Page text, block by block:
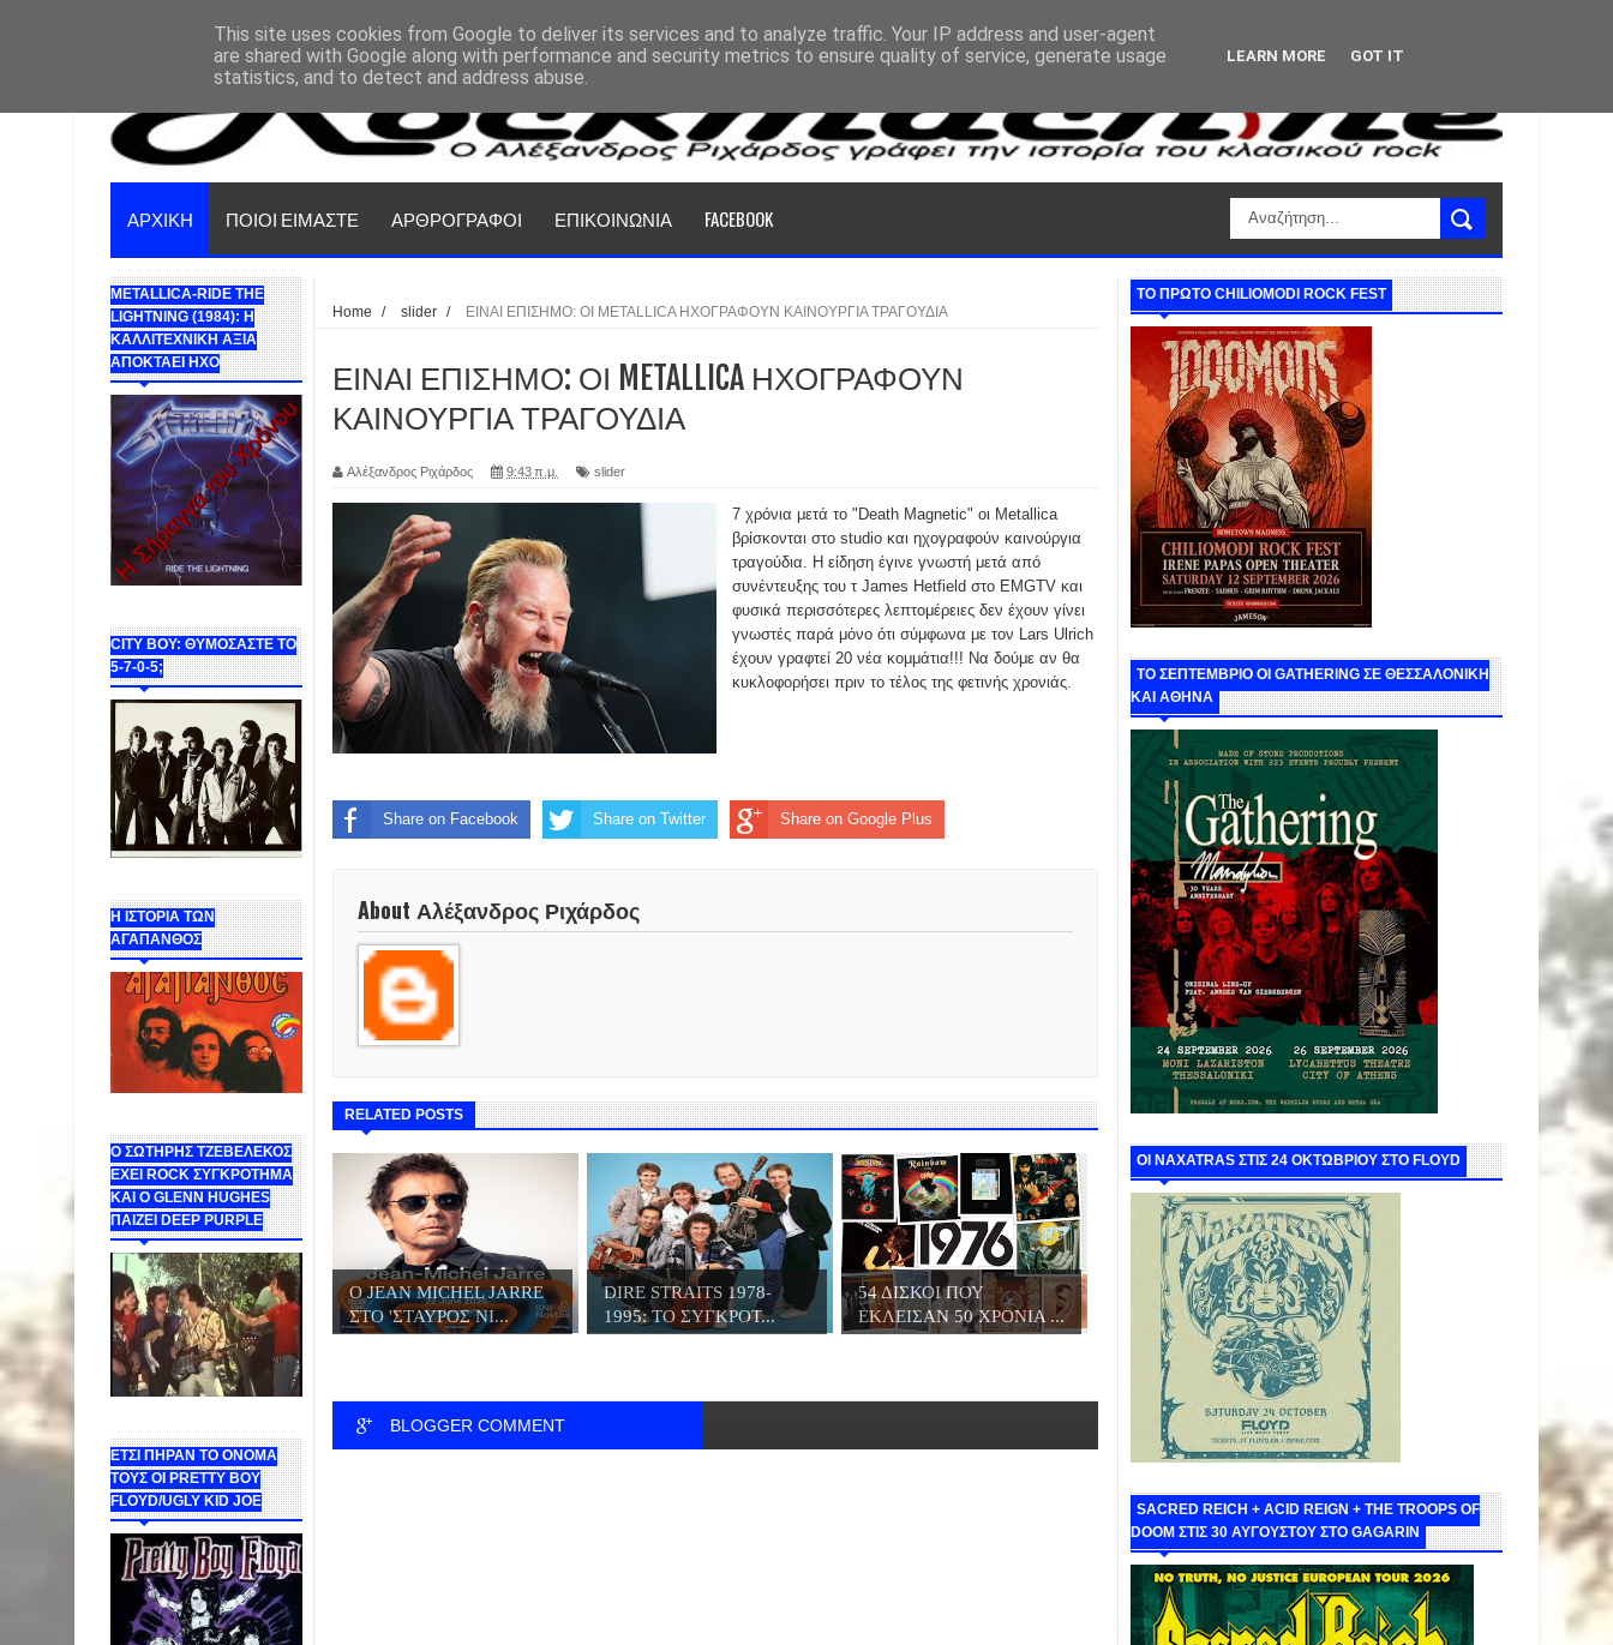
ΑΡΧΙΚΗ ΠΟΙΟΙ ΕΙΜΑΣΤΕ ΑΡΘΡΟΓΡΑΦΟΙ ΕΠΙΚΟΙΝΩΝΙΑ FACEBOOK
METALLICA-RIDE THE
LIGHTNING (1984): Η
ΚΑΛΛΙΤΕΧΝΙΚΗ ΑΞΙΑ
ΑΠΟΚΤΑΕΙ ΗΧΟ
CITY BOY: ΘΥΜΟΣΑΣΤΕ ΤΟ
5-7-0-5;
Η ΙΣΤΟΡΙΑ ΤΩΝ
ΑΓΑΠΑΝΘΟΣ
Ο ΣΩΤΗΡΗΣ ΤΖΕΒΕΛΕΚΟΣ
ΕΧΕΙ ROCK ΣΥΓΚΡΟΤΗΜΑ
ΚΑΙ Ο GLENN HUGHES
ΠΑΙΖΕΙ DEEP PURPLE
ΕΤΣΙ ΠΗΡΑΝ ΤΟ ΟΝΟΜΑ
ΤΟΥΣ ΟΙ PRETTY BOY
FLOYD/UGLY KID JOE
Home / slider / ΕΙΝΑΙ ΕΠΙΣΗΜΟ: ΟΙ METALLICA ΗΧΟΓΡΑΦΟΥΝ ΚΑΙΝΟΥΡΓΙΑ ΤΡΑΓΟΥΔΙΑ
ΕΙΝΑΙ ΕΠΙΣΗΜΟ: ΟΙ METALLICA ΗΧΟΓΡΑΦΟΥΝ
ΚΑΙΝΟΥΡΓΙΑ ΤΡΑΓΟΥΔΙΑ
Αλέξανδρος Ριχάρδος 9:43 π.μ. slider
7 χρόνια μετά το "Death Magnetic" οι Metallica
βρίσκονται στο studio και ηχογραφούν καινούργια
τραγούδια. Η είδηση έγινε γνωστή μετά από
συνέντευξης του τ James Hetfield στο EMGTV και
φυσικά περισσότερες λεπτομέρειες δεν έχουν γίνει
γνωστές παρά μόνο ότι σύμφωνα με τον Lars Ulrich
έχουν γραφτεί 20 νέα κομμάτια!!! Να δούμε αν θα
κυκλοφορήσει πριν το τέλος της φετινής χρονιάς.
Share on Facebook Share on Twitter Share on Google Plus
About Αλέξανδρος Ριχάρδος
RELATED POSTS
Ο JΕΑN MICHEL JARRE
ΣΤΟ 'ΣΤΑΥΡΟΣ ΝΙ...
DIRE STRAITS 1978-
1995: ΤΟ ΣΥΓΚΡΟΤ...
54 ΔΙΣΚΟΙ ΠΟΥ
ΕΚΛΕΙΣΑΝ 50 ΧΡΟΝΙΑ ...
BLOGGER COMMENT
ΤΟ ΠΡΩΤΟ CHILIOMODI ROCK FEST
ΤΟ ΣΕΠΤΕΜΒΡΙΟ ΟΙ GATHERING ΣΕ ΘΕΣΣΑΛΟΝΙΚΗ
ΚΑΙ ΑΘΗΝΑ
ΟΙ NAXATRAS ΣΤΙΣ 24 ΟΚΤΩΒΡΙΟΥ ΣΤΟ FLOYD
SACRED REICH + ACID REIGN + THE TROOPS OF
DOOM ΣΤΙΣ 30 ΑΥΓΟΥΣΤΟΥ ΣΤΟ GAGARIN
This site uses cookies from Google to deliver its services and to analyze traffic. Your IP address and user-agent
are shared with Google along with performance and security metrics to ensure quality of service, generate usage
statistics, and to detect and address abuse.
LEARN MORE GOT IT